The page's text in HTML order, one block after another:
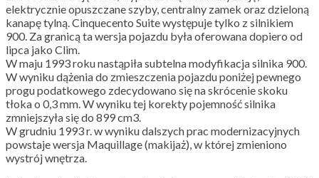
elektrycznie opuszczane szyby, centralny zamek oraz dzieloną
kanapę tylną. Cinquecento Suite występuje tylko z silnikiem
900. Za granicą ta wersja pojazdu była oferowana dopiero od
lipca jako Clim.
W maju 1993 roku nastąpiła subtelna modyfikacja silnika 900.
W wyniku dążenia do zmieszczenia pojazdu poniżej pewnego
progu podatkowego zdecydowano się na skrócenie skoku
tłoka o 0,3 mm. W wyniku tej korekty pojemność silnika
zmniejszyła się do 899 cm3.
W grudniu 1993 r. w wyniku dalszych prac modernizacyjnych
powstaje wersja Maquillage (makijaż), w której zmieniono
wystrój wnętrza.